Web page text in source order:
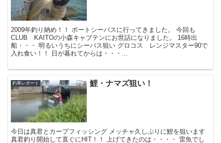
2009年釣り納め！！ ボートシーバスに行ってきました。 今回も
CLUB KAITOの小森キャプテンにお世話になりました。 16時出
船・・・ 明るいうちにシーバス狙い グロコス レンジマスター90で
入れ食い！！ 日が暮れてからは・・・...
釣果レポート 鯉・ナマズ狙い！
今日は真君とカープフィッシング メッチャ久しぶりに鯉を狙います
真君釣り開始して直ぐにHIT！！ 上げてきたのは・・・・ 雷魚でし